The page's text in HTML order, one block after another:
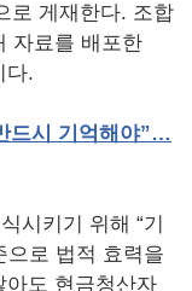
로 게재한다. 조합
자료를 배포한
다.
드시
기억해야”…
시키기 위해 “기
으로 법적 효력을
아도 현금청산자